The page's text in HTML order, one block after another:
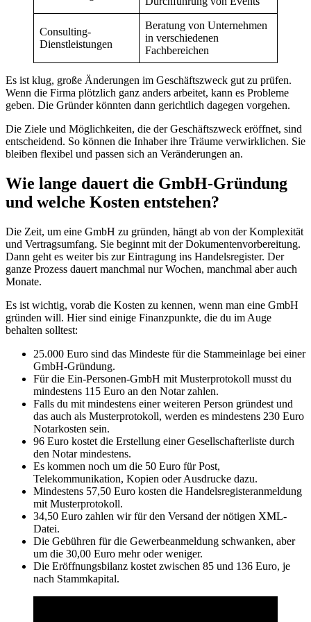
Consulting-
Dienstleistungen
Beratung von Unternehmen
in verschiedenen
Fachbereichen
Es ist klug, große Änderungen im Geschäftszweck gut zu prüfen.
Wenn die Firma plötzlich ganz anders arbeitet, kann es Probleme
geben. Die Gründer könnten dann gerichtlich dagegen vorgehen.
Die Ziele und Möglichkeiten, die der Geschäftszweck eröffnet, sind
entscheidend. So können die Inhaber ihre Träume verwirklichen. Sie
bleiben flexibel und passen sich an Veränderungen an.
Wie lange dauert die GmbH-Gründung
und welche Kosten entstehen?
Die Zeit, um eine GmbH zu gründen, hängt ab von der Komplexität
und Vertragsumfang. Sie beginnt mit der Dokumentenvorbereitung.
Dann geht es weiter bis zur Eintragung ins Handelsregister. Der
ganze Prozess dauert manchmal nur Wochen, manchmal aber auch
Monate.
Es ist wichtig, vorab die Kosten zu kennen, wenn man eine GmbH
gründen will. Hier sind einige Finanzpunkte, die du im Auge
behalten solltest:
25.000 Euro sind das Mindeste für die Stammeinlage bei einer
GmbH-Gründung.
Für die Ein-Personen-GmbH mit Musterprotokoll musst du
mindestens 115 Euro an den Notar zahlen.
Falls du mit mindestens einer weiteren Person gründest und
das auch als Musterprotokoll, werden es mindestens 230 Euro
Notarkosten sein.
96 Euro kostet die Erstellung einer Gesellschafterliste durch
den Notar mindestens.
Es kommen noch um die 50 Euro für Post,
Telekommunikation, Kopien oder Ausdrucke dazu.
Mindestens 57,50 Euro kosten die Handelsregisteranmeldung
mit Musterprotokoll.
34,50 Euro zahlen wir für den Versand der nötigen XML-
Datei.
Die Gebühren für die Gewerbeanmeldung schwanken, aber
um die 30,00 Euro mehr oder weniger.
Die Eröffnungsbilanz kostet zwischen 85 und 136 Euro, je
nach Stammkapital.